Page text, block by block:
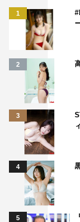
超特急
1
2
3
4
5